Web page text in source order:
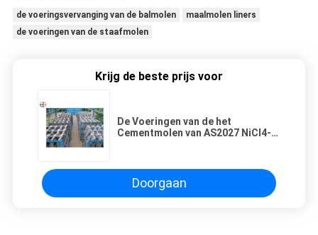
de voeringsvervanging van de balmolen
maalmolen liners
de voeringen van de staafmolen
Krijg de beste prijs voor
De Voeringen van de het
Cementmolen van AS2027 NiCl4-
Doorgaan